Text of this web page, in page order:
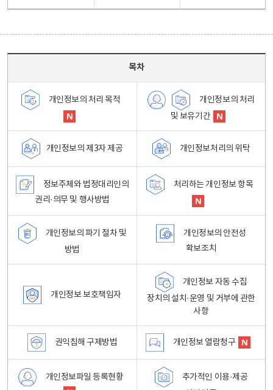
목차
개인정보의 처리 목적
개인정보의 처리
및 보유기간
개인정보의 제3자 제공 개인정보처리의 위탁
정보주체와 법정대리인의
권리·의무 및 행사방법
처리하는 개인정보 항목
개인정보의 파기 절차 및
방법
개인정보의 안전성
확보조치
개인정보 보호책임자
개인정보 자동 수집
장치의 설치·운영 및 거부에 관한
사항
권익침해 구제방법 개인정보 열람청구
개인정보파일 등록현황
추가적인 이용·제공